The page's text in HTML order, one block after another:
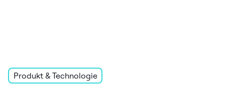
Produkt & Technologie